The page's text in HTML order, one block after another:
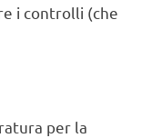
i controlli (che
per la